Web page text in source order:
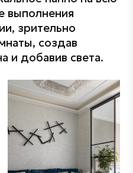
выполнения
зрительно
создав
и добавив света.